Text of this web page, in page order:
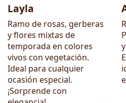
Layla
Ramo de rosas, gerberas
y flores mixtas de
temporada en colores
vivos con vegetación.
Ideal para cualquier
ocasión especial.
¡Sorprende con